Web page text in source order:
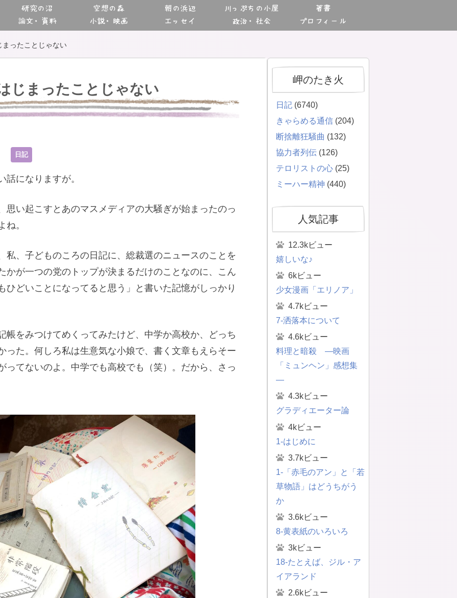
研究の沼
論文・資料
空想の森
小説・映画
朝の浜辺
エッセイ
川っぷちの小屋
政治・社会
著書
プロフィール
まったことじゃない
じまったことじゃない
日記
話になりますが。
思い起こすとあのマスメディアの大騒ぎが始まったのっ
ね。
私、子どものころの日記に、総裁選のニュースのことを
かが一つの党のトップが決まるだけのことなのに、こん
ひどいことになってると思う」と書いた記憶がしっかり
帳をみつけてめくってみたけど、中学か高校か、どっち
った。何しろ私は生意気な小娘で、書く文章もえらそー
ってないのよ。中学でも高校でも（笑）。だから、さっ
岬のたき火
日記 (6740)
きゃらめる通信 (204)
断捨離狂騒曲 (132)
協力者列伝 (126)
テロリストの心 (25)
ミーハー精神 (440)
人気記事
12.3kビュー
嬉しいな♪
6kビュー
少女漫画「エリノア」
4.7kビュー
7-洒落本について
4.6kビュー
料理と暗殺 ―映画
「ミュンヘン」感想集
―
4.3kビュー
グラディエーター論
4kビュー
1-はじめに
3.7kビュー
1-「赤毛のアン」と「若
草物語」はどうちがう
か
3.6kビュー
8-黄表紙のいろいろ
3kビュー
18-たとえば、ジル・ア
イアランド
2.6kビュー